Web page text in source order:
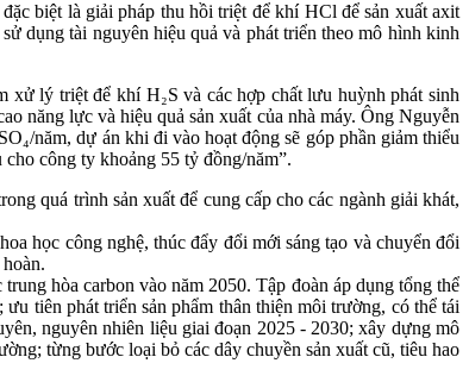
biệt là giải pháp thu hồi triệt để khí HCl để sản xuất axit
dụng tài nguyên hiệu quả và phát triển theo mô hình kinh
lý triệt để khí H₂S và các hợp chất lưu huỳnh phát sinh
năng lực và hiệu quả sản xuất của nhà máy. Ông Nguyễn
năm, dự án khi đi vào hoạt động sẽ góp phần giảm thiểu
công ty khoảng 55 tỷ đồng/năm”.
quá trình sản xuất để cung cấp cho các ngành giải khát,
học công nghệ, thúc đẩy đổi mới sáng tạo và chuyển đổi
hòa carbon vào năm 2050. Tập đoàn áp dụng tổng thể
tiên phát triển sản phẩm thân thiện môi trường, có thể tái
nguyên nhiên liệu giai đoạn 2025 - 2030; xây dựng mô
từng bước loại bỏ các dây chuyền sản xuất cũ, tiêu hao